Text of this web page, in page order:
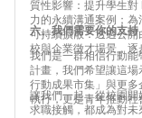
質性影響：提升學生對
力的永續溝通案例；為
可持續擴散：透過公
校與企業徵才場景，
六、我們需要你的支
我們是一群相信行動能
計畫，我們希望讓這
行動成果市集」與更
執行，更是青年推動
讓我們一起，從校園
求職接觸，都成為對未